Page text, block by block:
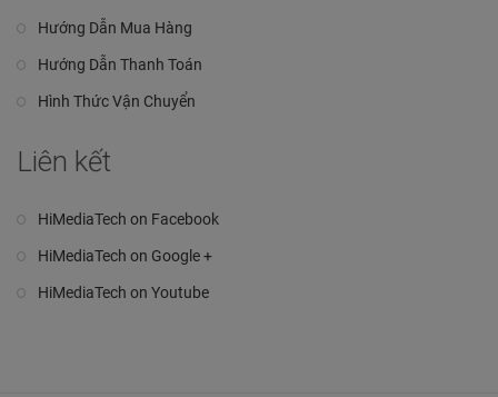
Hướng Dẫn Mua Hàng
Hướng Dẫn Thanh Toán
Hình Thức Vận Chuyển
Liên kết
HiMediaTech on Facebook
HiMediaTech on Google +
HiMediaTech on Youtube